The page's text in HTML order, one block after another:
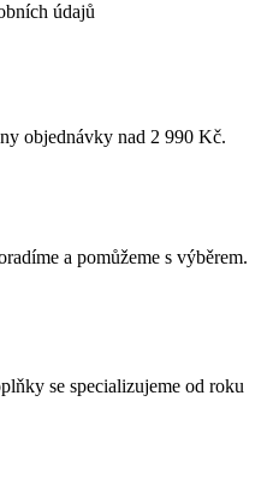
údajů
objednávky nad 2 990 Kč.
a pomůžeme s výběrem.
se specializujeme od roku